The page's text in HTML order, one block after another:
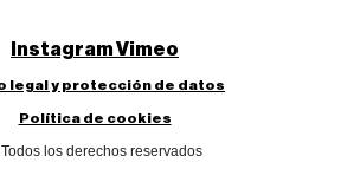
InstagramVimeo
legal y protección de datos
Política de cookies
los derechos reservados